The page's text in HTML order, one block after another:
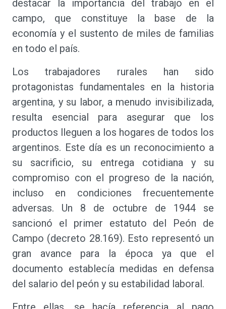
destacar la importancia del trabajo en el
campo, que constituye la base de la
economía y el sustento de miles de familias
en todo el país.
Los trabajadores rurales han sido
protagonistas fundamentales en la historia
argentina, y su labor, a menudo invisibilizada,
resulta esencial para asegurar que los
productos lleguen a los hogares de todos los
argentinos. Este día es un reconocimiento a
su sacrificio, su entrega cotidiana y su
compromiso con el progreso de la nación,
incluso en condiciones frecuentemente
adversas. Un 8 de octubre de 1944 se
sancionó el primer estatuto del Peón de
Campo (decreto 28.169). Esto representó un
gran avance para la época ya que el
documento establecía medidas en defensa
del salario del peón y su estabilidad laboral.